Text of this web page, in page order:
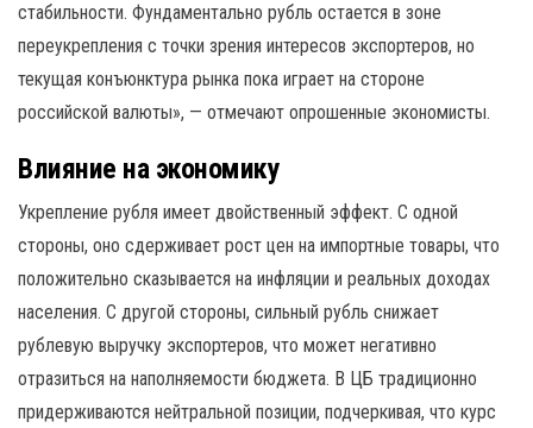
стабильности. Фундаментально рубль остается в зоне
переукрепления с точки зрения интересов экспортеров, но
текущая конъюнктура рынка пока играет на стороне
российской валюты», — отмечают опрошенные экономисты.
Влияние на экономику
Укрепление рубля имеет двойственный эффект. С одной
стороны, оно сдерживает рост цен на импортные товары, что
положительно сказывается на инфляции и реальных доходах
населения. С другой стороны, сильный рубль снижает
рублевую выручку экспортеров, что может негативно
отразиться на наполняемости бюджета. В ЦБ традиционно
придерживаются нейтральной позиции, подчеркивая, что курс